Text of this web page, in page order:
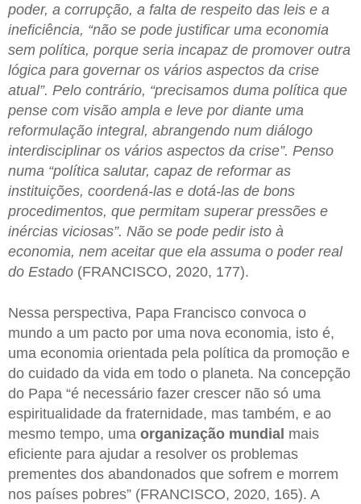
poder, a corrupção, a falta de respeito das leis e a
ineficiência, “não se pode justificar uma economia
sem política, porque seria incapaz de promover outra
lógica para governar os vários aspectos da crise
atual”. Pelo contrário, “precisamos duma política que
pense com visão ampla e leve por diante uma
reformulação integral, abrangendo num diálogo
interdisciplinar os vários aspectos da crise”. Penso
numa “política salutar, capaz de reformar as
instituições, coordená-las e dotá-las de bons
procedimentos, que permitam superar pressões e
inércias viciosas”. Não se pode pedir isto à
economia, nem aceitar que ela assuma o poder real
do Estado (FRANCISCO, 2020, 177).
Nessa perspectiva, Papa Francisco convoca o
mundo a um pacto por uma nova economia, isto é,
uma economia orientada pela política da promoção e
do cuidado da vida em todo o planeta. Na concepção
do Papa “é necessário fazer crescer não só uma
espiritualidade da fraternidade, mas também, e ao
mesmo tempo, uma organização mundial mais
eficiente para ajudar a resolver os problemas
prementes dos abandonados que sofrem e morrem
nos países pobres” (FRANCISCO, 2020, 165). A